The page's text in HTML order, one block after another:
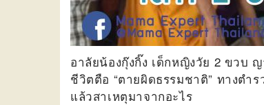
อาลัยน้องกุ๊งกิ๊ง เด็กหญิงวัย 2 ขวบ
ชีวิตตือ “ตายผิดธรรมชาติ” ทางตำ
แล้วสาเหตุมาจากอะไร